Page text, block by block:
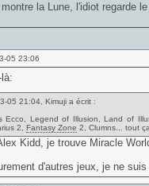
la Lune, l'idiot regarde
05 23:06
05 21:04, Kimuji a écrit :
Ecco, Legend of Illusion, Land of
2, Fantasy Zone 2, Clumns... tout
Kidd, je trouve Miracle
d'autres jeux, je ne